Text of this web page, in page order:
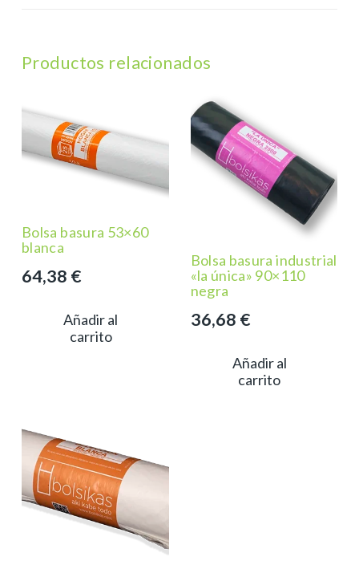
Productos relacionados
Bolsa basura 53×60
blanca
64,38 €
Añadir al
carrito
Bolsa basura industrial
«la única» 90×110
negra
36,68 €
Añadir al
carrito